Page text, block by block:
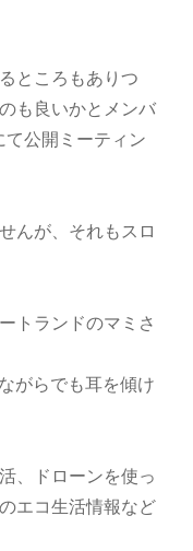
ところもありつ
も良いかとメンバ
公開ミーティン
んが、それもスロ
トランドのマミさ
がらでも耳を傾け
、ドローンを使っ
エコ生活情報など